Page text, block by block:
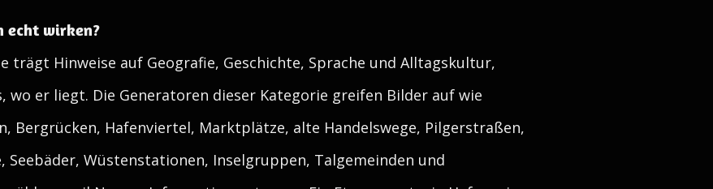
echt wirken?
trägt Hinweise auf Geografie, Geschichte, Sprache und Alltagskultur,
wo er liegt. Die Generatoren dieser Kategorie greifen Bilder auf wie
Bergrücken, Hafenviertel, Marktplätze, alte Handelswege, Pilgerstraßen,
Seebäder, Wüstenstationen, Inselgruppen, Talgemeinden und